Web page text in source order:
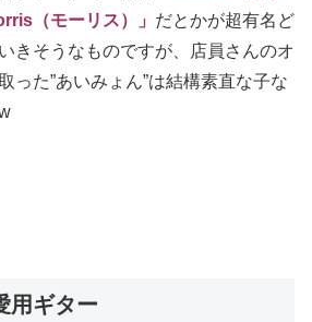
（モーリス）」 だとかが超有名ど
きそうなものですが、店員さんのオ
った”あいみょん”は結構素直な子な
用ギター